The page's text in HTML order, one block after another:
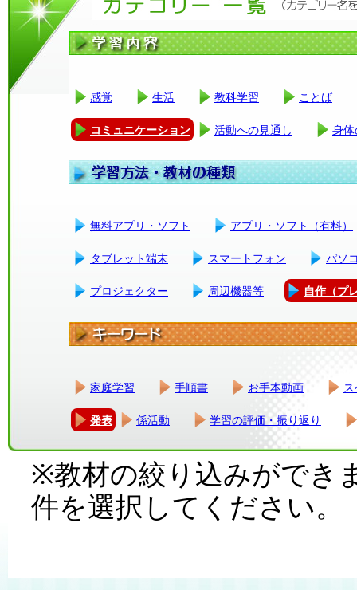
感覚 生活 教科学習 ことば
コミュニケーション 活動への見通し 身
無料アプリ・ソフト アプリ・ソフト（有料）
タブレット端末 スマートフォン パソ
プロジェクター 周辺機器等 自作（プ
家庭学習 手順書 お手本動画
発表 係活動 学習の評価・振り返り
※教材の絞り込みができ
件を選択してください。